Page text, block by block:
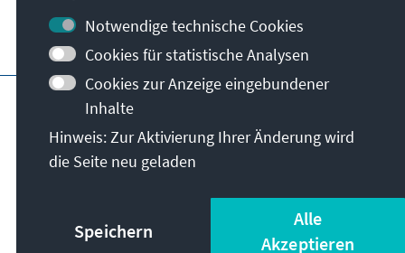
Weitere Angebote der Stiftung
Impressum
Datenschutz
Nutzungsbedingungen
Erklärung zur Barrierefreiheit
Barriere melden
Sitemap
© Konrad-Adenauer-Stiftung e.V. 2026
Notwendige technische Cookies
Cookies für statistische Analysen
Cookies zur Anzeige eingebundener
Inhalte
Hinweis: Zur Aktivierung Ihrer Änderung wird
die Seite neu geladen
Speichern
Alle
Akzeptieren